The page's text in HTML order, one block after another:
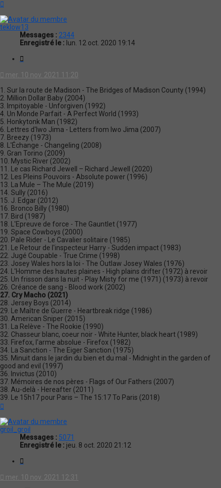
teklow13
Messages : 2344
Enregistré le : lun. 12 oct. 2020 19:14
mer. 10 nov. 2021 11:20
1. Sur la route de Madison - The Bridges of Madison County (1994)
2. Million Dollar Baby (2004)
3. Impitoyable - Unforgiven (1992)
4. Un Monde Parfait - A Perfect World (1993)
5. Honkytonk Man (1982)
6. Lettres d'Iwo Jima - Letters from Iwo Jima (2007)
7. Breezy (1973)
8. L'Échange - Changeling (2008)
9. Gran Torino (2009)
10. Mystic River (2002)
11. Le cas Richard Jewell – Richard Jewell (2020)
12. Les Pleins Pouvoirs - Absolute power (1996)
13. La Mule – The Mule (2019)
14. Sully (2016)
15. J. Edgar (2012)
16. Bronco Billy (1980)
17. Bird (1987)
18. L'Epreuve de force - The Gauntlet (1977)
19. Space Cowboys (2000)
20. Pale Rider - Le Cavalier solitaire (1985)
21. Le Retour de l'inspecteur Harry - Sudden impact (1983)
22. Jugé Coupable - True Crime (1998)
23. Josey Wales hors la loi - The Outlaw Josey Wales (1976)
24. L'Homme des hautes plaines - High plains drifter (1972) à revoir
25. Un frisson dans la nuit - Play Misty for me (1971) (1973) à revoir
26. Créance de sang - Blood work (2002)
27. Cry Macho (2021)
28. Jersey Boys (2014)
29. Le Maître de Guerre - Heartbreak ridge (1986)
30. American Sniper (2015)
31. La Relève - The Rookie (1990)
32. Chasseur blanc, coeur noir - White Hunter, black heart (1989)
33. Firefox, l'arme absolue - Firefox (1982)
34. La Sanction - The Eiger Sanction (1975)
35. Minuit dans le jardin du bien et du mal - Midnight in the garden of
good and evil (1997)
36. Invictus (2010)
37. Mémoires de nos pères - Flags of Our Fathers (2007)
38. Au-delà - Hereafter (2011)
39. Le 15h17 pour Paris – The 15:17 To Paris (2018)
groil_groil
Messages : 5071
Enregistré le : jeu. 8 oct. 2020 21:12
mer. 10 nov. 2021 12:31